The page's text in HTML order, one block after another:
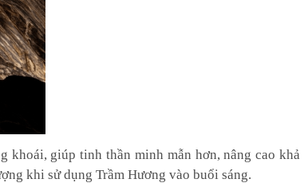
khoái, giúp tinh thần minh mẫn hơn, nâng cao khả
khi sử dụng Trầm Hương vào buổi sáng.